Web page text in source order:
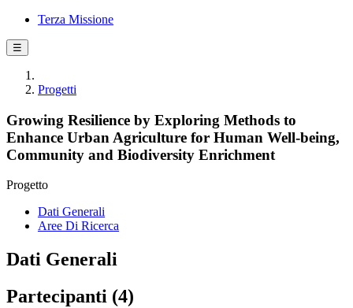
Terza Missione
☰
Progetti
Growing Resilience by Exploring Methods to
Enhance Urban Agriculture for Human Well-being,
Community and Biodiversity Enrichment
Progetto
Dati Generali
Aree Di Ricerca
Dati Generali
Partecipanti (4)